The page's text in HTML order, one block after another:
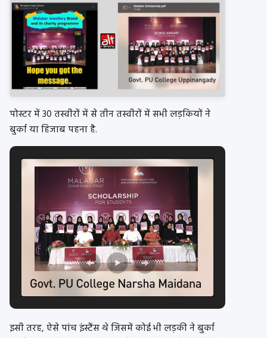
पोस्टर में 30 तस्वीरों में से तीन तस्वीरों में सभी लड़कियों ने
बुर्का या हिजाब पहना है.
इसी तरह, ऐसे पांच इंस्टैंस थे जिसमें कोई भी लड़की ने बुर्का